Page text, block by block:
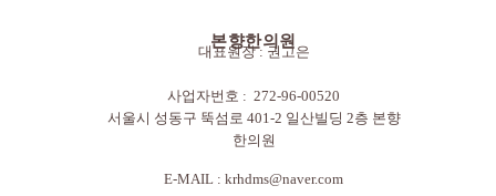
본향한의원
대표원장 : 권고은
사업자번호 : 272-96-00520
서울시 성동구 뚝섬로 401-2 일산빌딩 2층 본향
한의원
E-MAIL : krhdms@naver.com